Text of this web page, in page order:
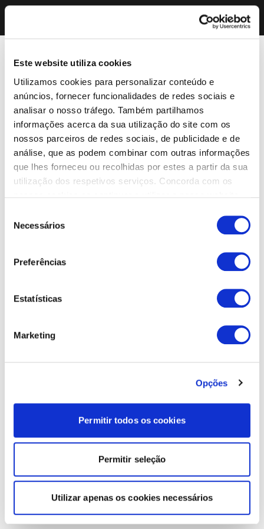
Este website utiliza cookies
Utilizamos cookies para personalizar conteúdo e
anúncios, fornecer funcionalidades de redes sociais e
analisar o nosso tráfego. Também partilhamos
informações acerca da sua utilização do site com os
nossos parceiros de redes sociais, de publicidade e de
análise, que as podem combinar com outras informações
que lhes forneceu ou recolhidas por estes a partir da sua
utilização dos respetivos serviços. Concorda com os
Necessários
Preferências
Estatísticas
Marketing
Opções
Permitir todos os cookies
Permitir seleção
Utilizar apenas os cookies necessários